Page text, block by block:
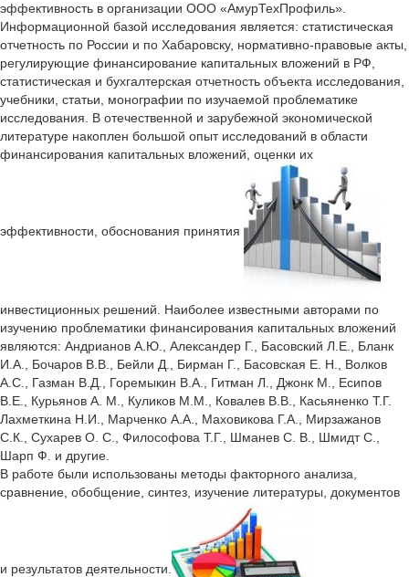
эффективность в организации ООО «АмурТехПрофиль».
Информационной базой исследования является: статистическая
отчетность по России и по Хабаровску, нормативно-правовые акты,
регулирующие финансирование капитальных вложений в РФ,
статистическая и бухгалтерская отчетность объекта исследования,
учебники, статьи, монографии по изучаемой проблематике
исследования. В отечественной и зарубежной экономической
литературе накоплен большой опыт исследований в области
финансирования капитальных вложений, оценки их
эффективности, обоснования принятия
инвестиционных решений. Наиболее известными авторами по
изучению проблематики финансирования капитальных вложений
являются: Андрианов А.Ю., Александер Г., Басовский Л.Е., Бланк
И.А., Бочаров В.В., Бейли Д., Бирман Г., Басовская Е. Н., Волков
А.С., Газман В.Д., Горемыкин В.А., Гитман Л., Джонк М., Есипов
В.Е., Курьянов А. М., Куликов М.М., Ковалев В.В., Касьяненко Т.Г.
Лахметкина Н.И., Марченко А.А., Маховикова Г.А., Мирзажанов
С.К., Сухарев О. С., Философова Т.Г., Шманев С. В., Шмидт С.,
Шарп Ф. и другие.
В работе были использованы методы факторного анализа,
сравнение, обобщение, синтез, изучение литературы, документов
и результатов деятельности.